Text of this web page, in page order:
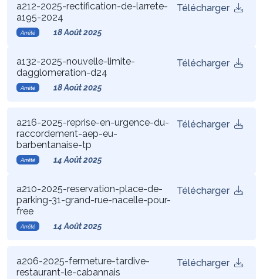
a212-2025-rectification-de-larrete-
a195-2024
Télécharger
Arrêté 18 Août 2025
a132-2025-nouvelle-limite-
dagglomeration-d24
Télécharger
Arrêté 18 Août 2025
a216-2025-reprise-en-urgence-du-
raccordement-aep-eu-
barbentanaise-tp
Télécharger
Arrêté 14 Août 2025
a210-2025-reservation-place-de-
parking-31-grand-rue-nacelle-pour-
free
Télécharger
Arrêté 14 Août 2025
a206-2025-fermeture-tardive-
restaurant-le-cabannais
Télécharger